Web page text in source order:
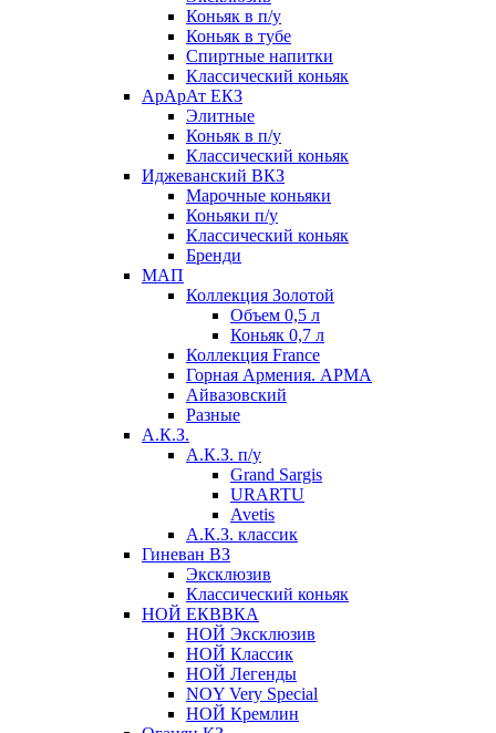
Коньяк в п/у
Коньяк в тубе
Спиртные напитки
Классический коньяк
АрАрАт ЕКЗ
Элитные
Коньяк в п/у
Классический коньяк
Иджеванский ВКЗ
Марочные коньяки
Коньяки п/у
Классический коньяк
Бренди
МАП
Коллекция Золотой
Объем 0,5 л
Коньяк 0,7 л
Коллекция France
Горная Армения. АРМА
Айвазовский
Разные
А.К.З.
А.К.З. п/у
Grand Sargis
URARTU
Avetis
А.К.З. классик
Гиневан ВЗ
Эксклюзив
Классический коньяк
НОЙ ЕКВВКА
НОЙ Эксклюзив
НОЙ Классик
НОЙ Легенды
NOY Very Speсial
НОЙ Кремлин